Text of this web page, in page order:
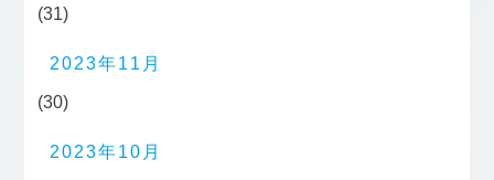
(31)
2023年11月
(30)
2023年10月